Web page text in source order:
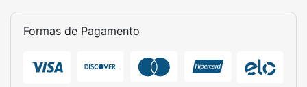
Formas de Pagamento